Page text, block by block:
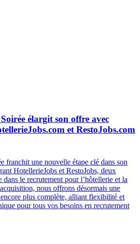
élargit son offre avec
et RestoJobs.com
franchit une nouvelle étape clé dans son
HotellerieJobs et RestoJobs, deux
dans le recrutement pour l’hôtellerie et la
nous offrons désormais une
plus complète, alliant flexibilité et
pour tous vos besoins en recrutement